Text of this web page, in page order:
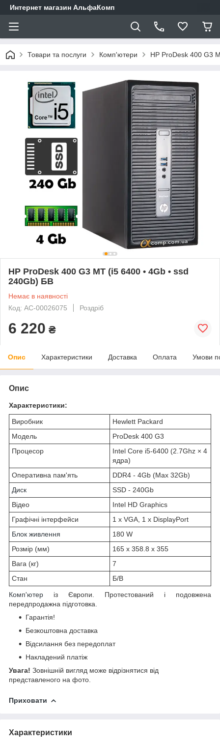
Интернет магазин АльфаКомп
Товари та послуги Комп'ютери HP ProDesk 400 G3
HP ProDesk 400 G3 MT (i5 6400 • 4Gb • ssd
240Gb) БВ
Немає в наявності
Код: AC-00026075
Роздріб
6 220 ₴
Опис Характеристики Доставка Оплата Умови
Опис
Характеристики:
Виробник
Hewlett Packard
Модель
ProDesk 400 G3
Процесор
Intel Core i5-6400 (2.7Ghz × 4
ядра)
Оперативна пам'ять
DDR4 - 4Gb (Max 32Gb)
Диск
SSD - 240Gb
Відео
Intel HD Graphics
Графічні інтерфейси
1 x VGA, 1 x DisplayPort
Блок живлення
180 W
Розмір (мм)
165 x 358.8 x 355
Вага (кг)
7
Стан
Б/В
Комп'ютер із Європи. Протестований і подовжена
передпродажна підготовка.
Гарантія!
Безкоштовна доставка
Відсилання без передоплат
Накладений платіж
Увага! Зовнішній вигляд може відрізнятися від
представленого на фото.
Приховати
Характеристики